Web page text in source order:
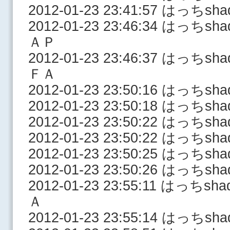
2012-01-23 23:41:57 はっち
2012-01-23 23:46:34 はっち
ＡＰ
2012-01-23 23:46:37 はっち
ＦＡ
2012-01-23 23:50:16 はっち
2012-01-23 23:50:18 はっち
2012-01-23 23:50:22 はっち
2012-01-23 23:50:22 はっち
2012-01-23 23:50:25 はっち
2012-01-23 23:50:26 はっち
2012-01-23 23:55:11 はっち
Ａ
2012-01-23 23:55:14 はっち